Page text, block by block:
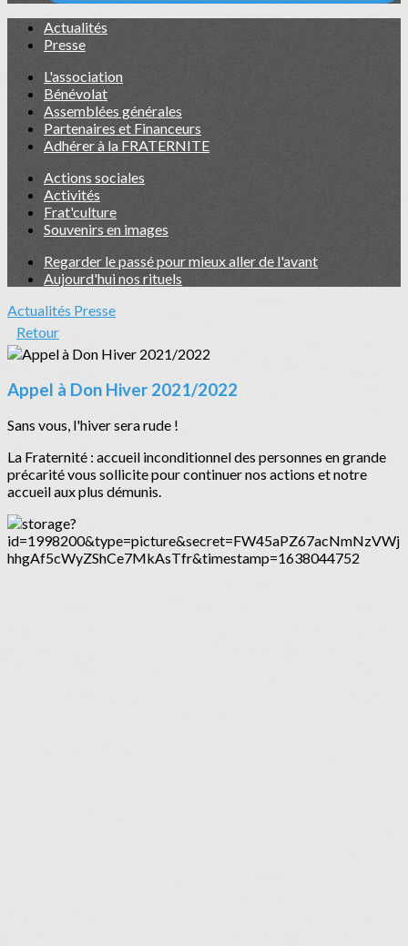
Actualités
Presse
L'association
Bénévolat
Assemblées générales
Partenaires et Financeurs
Adhérer à la FRATERNITE
Actions sociales
Activités
Frat'culture
Souvenirs en images
Regarder le passé pour mieux aller de l'avant
Aujourd'hui nos rituels
Actualités Presse
Retour
Appel à Don Hiver 2021/2022
Sans vous, l'hiver sera rude !
La Fraternité : accueil inconditionnel des personnes en grande
précarité vous sollicite pour continuer nos actions et notre
accueil aux plus démunis.